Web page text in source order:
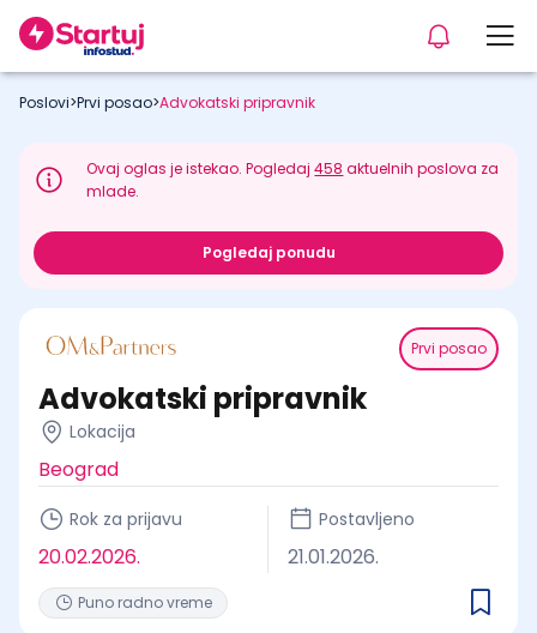
Poslovi>Prvi posao>Advokatski pripravnik
Ovaj oglas je istekao. Pogledaj458 aktuelnih poslova za
mlade.
Pogledaj ponudu
Prvi posao
Advokatski pripravnik
Lokacija
Beograd
Rok za prijavu
20.02.2026.
Postavljeno
21.01.2026.
Puno radno vreme